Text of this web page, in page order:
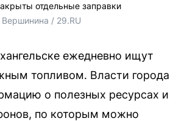
отдельные заправки
/ 29.RU
ежедневно ищут
топливом. Власти города
о полезных ресурсах и
по которым можно